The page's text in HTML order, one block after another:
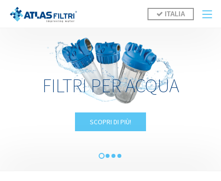
Salta al contenuto principale
ITALIA
FILTRI PER ACQUA
SCOPRI DI PIÙ!